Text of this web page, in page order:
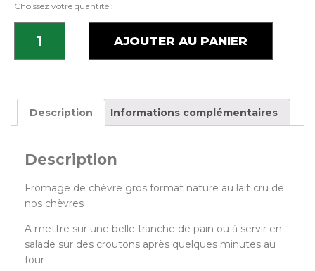
Choissez votre quantité :
AJOUTER AU PANIER
Description Informations complémentaires
Description
Fromage de chèvre gros format nature au lait cru de
nos chèvres
A mettre sur une belle tranche de pain ou à servir en
salade sur des croutons après quelques minutes au
four